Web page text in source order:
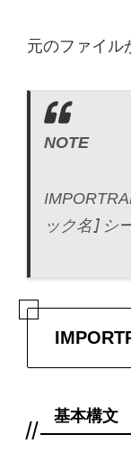
元のファイル
NOTE
ック名]シ
基本構文